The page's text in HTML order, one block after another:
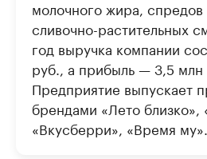
молочного жира, спредов
сливочно-растительных
год выручка компании
руб., а прибыль — 3,5 млн
Предприятие выпускает
брендами «Лето близко»,
«Вкусберри», «Время му».